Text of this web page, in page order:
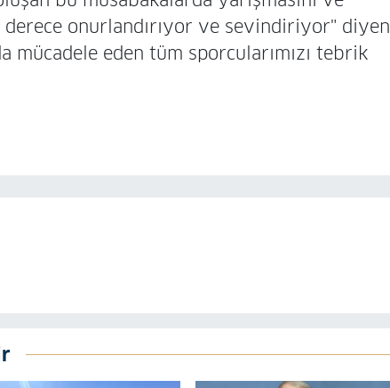
derece onurlandırıyor ve sevindiriyor" diyen
mücadele eden tüm sporcularımızı tebrik